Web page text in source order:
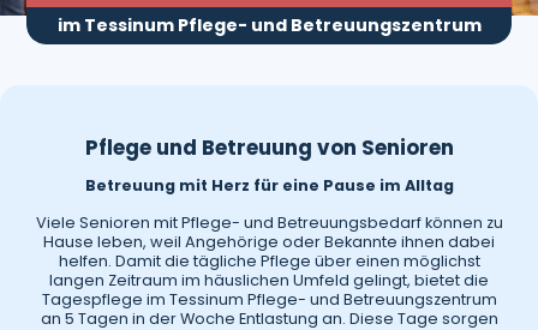
im Tessinum Pflege- und Betreuungszentrum
Pflege und Betreuung von Senioren
Betreuung mit Herz für eine Pause im Alltag
Viele Senioren mit Pflege- und Betreuungsbedarf können zu
Hause leben, weil Angehörige oder Bekannte ihnen dabei
helfen. Damit die tägliche Pflege über einen möglichst
langen Zeitraum im häuslichen Umfeld gelingt, bietet die
Tagespflege im Tessinum Pflege- und Betreuungszentrum
an 5 Tagen in der Woche Entlastung an. Diese Tage sorgen